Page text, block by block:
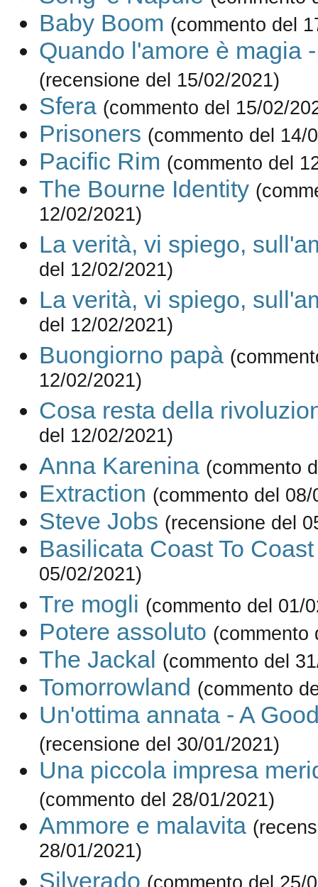
Baby Boom (commento del
Quando l'amore è magia
(recensione del 15/02/2021)
Sfera (commento del 15/02/
Prisoners (commento del 14/
Pacific Rim (commento del
The Bourne Identity
12/02/2021)
La verità, vi spiego,
del 12/02/2021)
La verità, vi spiego,
del 12/02/2021)
Buongiorno papà
12/02/2021)
Cosa resta della
del 12/02/2021)
Anna Karenina (commento
Extraction (commento del 08/
Steve Jobs (recensione del
Basilicata Coast To Coast
05/02/2021)
Tre mogli (commento del 01/
Potere assoluto (commento
The Jackal (commento del
Tomorrowland (commento
Un'ottima annata - A
(recensione del 30/01/2021)
Una piccola impresa
(commento del 28/01/2021)
Ammore e malavita
28/01/2021)
Silverado